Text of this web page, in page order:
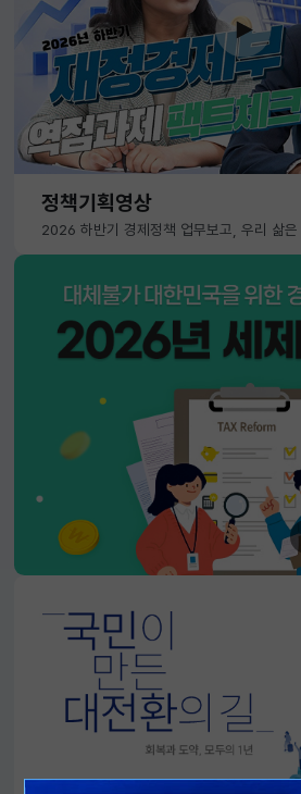
정책기획영상
2026 하반기 경제정책 업무보고, 우리 삶은